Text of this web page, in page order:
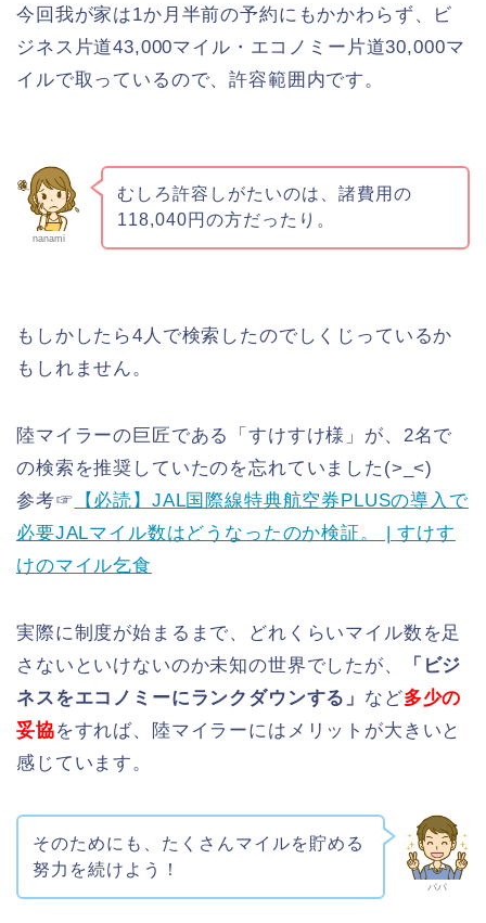
今回我が家は1か月半前の予約にもかかわらず、ビ
ジネス片道43,000マイル・エコノミー片道30,000マ
イルで取っているので、許容範囲内です。
nanami
むしろ許容しがたいのは、諸費用の
118,040円の方だったり。
もしかしたら4人で検索したのでしくじっているか
もしれません。
陸マイラーの巨匠である「すけすけ様」が、2名で
の検索を推奨していたのを忘れていました(>_<)
参考☞ 【必読】JAL国際線特典航空券PLUSの導入で
必要JALマイル数はどうなったのか検証。 | すけす
けのマイル乞食
実際に制度が始まるまで、どれくらいマイル数を足
さないといけないのか未知の世界でしたが、
「ビジ
ネスをエコノミーにランクダウンする」 など多少の
妥協をすれば、陸マイラーにはメリットが大きいと
感じています。
パパ
そのためにも、たくさんマイルを貯める
努力を続けよう！